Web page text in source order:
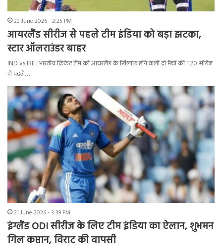
23 June 2026 - 2:25 PM
आयरलैंड सीरीज से पहले टीम इंडिया को बड़ा झटका,
स्टार ऑलराउंडर बाहर
IND vs IRE : भारतीय क्रिकेट टीम को आयरलैंड के खिलाफ होने वाली दो मैचों की T20 सीरीज
से पहले…
21 June 2026 - 3:39 PM
इंग्लैंड ODI सीरीज के लिए टीम इंडिया का ऐलान, शुभमन
गिल कप्तान, विराट की वापसी